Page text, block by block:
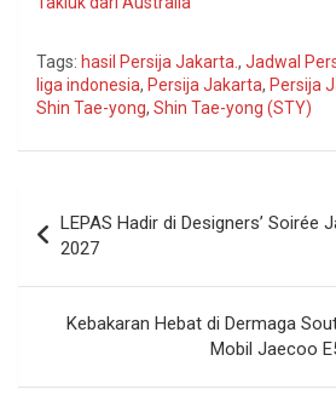
Tags: hasil Persija Jakarta., Jadwal
liga indonesia, Persija Jakarta, Persija
Shin Tae-yong, Shin Tae-yong (STY)
pos
LEPAS Hadir di Designers’ Soirée
2027
Kebakaran Hebat di Dermaga
Mobil Jaecoo